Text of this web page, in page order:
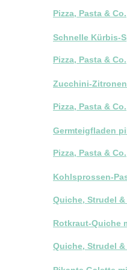
Pizza, Pasta & Co.
Schnelle Kürbis-
Pizza, Pasta & Co.
Zucchini-
Pizza, Pasta & Co.
Germteigfladen
Pizza, Pasta & Co.
Kohlsprossen-
Quiche, Strudel &
Rotkraut-Quiche
Quiche, Strudel &